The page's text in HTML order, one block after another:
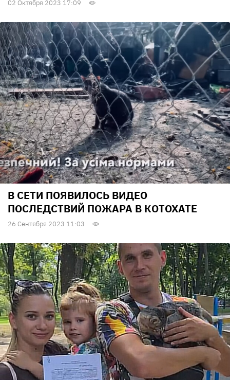
02 Октября 2023 17:09
В СЕТИ ПОЯВИЛОСЬ ВИДЕО
ПОСЛЕДСТВИЙ ПОЖАРА В КОТОХАТЕ
26 Сентября 2023 11:03